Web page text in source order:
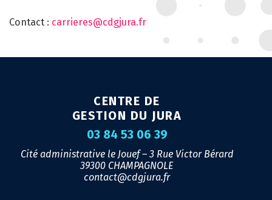
Contact : carrieres@cdgjura.fr
CENTRE DE
GESTION DU JURA
03 84 53 06 39
Cité administrative le Jouef – 3 Rue Victor Bérard
39300 CHAMPAGNOLE
contact@cdgjura.fr